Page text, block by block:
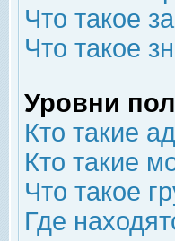
Что такое
Что такое
Уровни
Кто такие
Кто такие
Что такое
Где